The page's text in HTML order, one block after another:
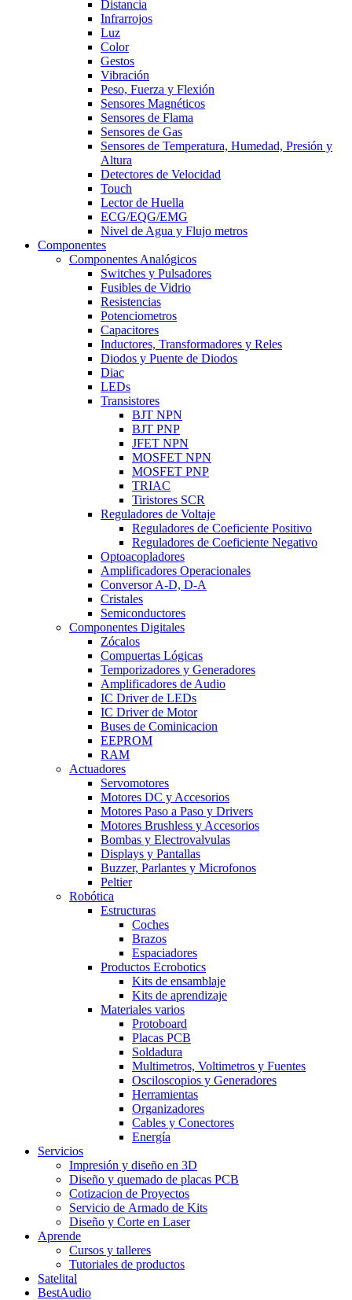
Distancia
Infrarrojos
Luz
Color
Gestos
Vibración
Peso, Fuerza y Flexión
Sensores Magnéticos
Sensores de Flama
Sensores de Gas
Sensores de Temperatura, Humedad, Presión y
Altura
Detectores de Velocidad
Touch
Lector de Huella
ECG/EQG/EMG
Nivel de Agua y Flujo metros
Componentes
Componentes Analógicos
Switches y Pulsadores
Fusibles de Vidrio
Resistencias
Potenciometros
Capacitores
Inductores, Transformadores y Reles
Diodos y Puente de Diodos
Diac
LEDs
Transistores
BJT NPN
BJT PNP
JFET NPN
MOSFET NPN
MOSFET PNP
TRIAC
Tiristores SCR
Reguladores de Voltaje
Reguladores de Coeficiente Positivo
Reguladores de Coeficiente Negativo
Optoacopladores
Amplificadores Operacionales
Conversor A-D, D-A
Cristales
Semiconductores
Componentes Digitales
Zócalos
Compuertas Lógicas
Temporizadores y Generadores
Amplificadores de Audio
IC Driver de LEDs
IC Driver de Motor
Buses de Cominicacion
EEPROM
RAM
Actuadores
Servomotores
Motores DC y Accesorios
Motores Paso a Paso y Drivers
Motores Brushless y Accesorios
Bombas y Electrovalvulas
Displays y Pantallas
Buzzer, Parlantes y Microfonos
Peltier
Robótica
Estructuras
Coches
Brazos
Espaciadores
Productos Ecrobotics
Kits de ensamblaje
Kits de aprendizaje
Materiales varios
Protoboard
Placas PCB
Soldadura
Multimetros, Voltimetros y Fuentes
Osciloscopios y Generadores
Herramientas
Organizadores
Cables y Conectores
Energía
Servicios
Impresión y diseño en 3D
Diseño y quemado de placas PCB
Cotizacion de Proyectos
Servicio de Armado de Kits
Diseño y Corte en Laser
Aprende
Cursos y talleres
Tutoriales de productos
Satelital
BestAudio